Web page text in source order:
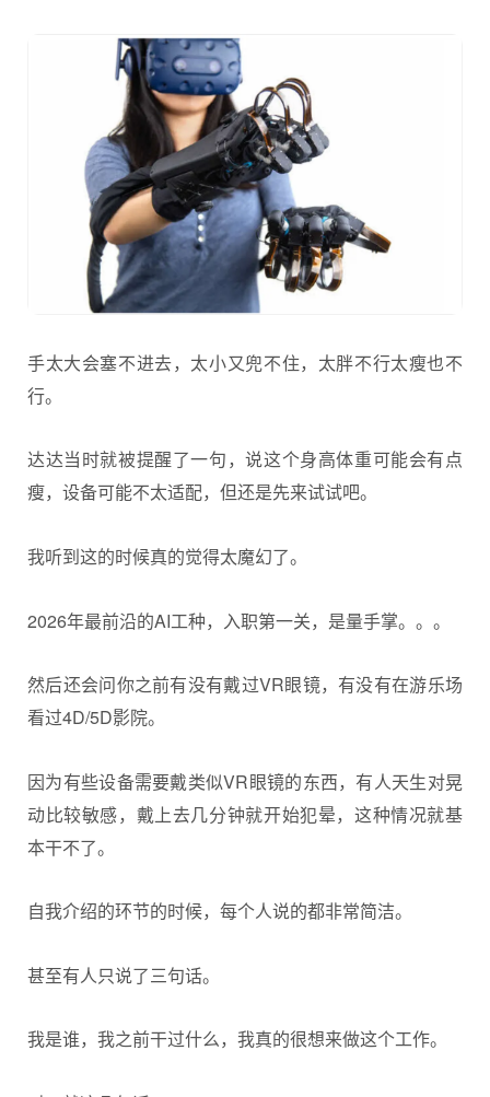
手太大会塞不进去，太小又兜不住，太胖不行太瘦也不
行。
达达当时就被提醒了一句，说这个身高体重可能会有点
瘦，设备可能不太适配，但还是先来试试吧。
我听到这的时候真的觉得太魔幻了。
2026年最前沿的AI工种，入职第一关，是量手掌。。。
然后还会问你之前有没有戴过VR眼镜，有没有在游乐场
看过4D/5D影院。
因为有些设备需要戴类似VR眼镜的东西，有人天生对晃
动比较敏感，戴上去几分钟就开始犯晕，这种情况就基
本干不了。
自我介绍的环节的时候，每个人说的都非常简洁。
甚至有人只说了三句话。
我是谁，我之前干过什么，我真的很想来做这个工作。